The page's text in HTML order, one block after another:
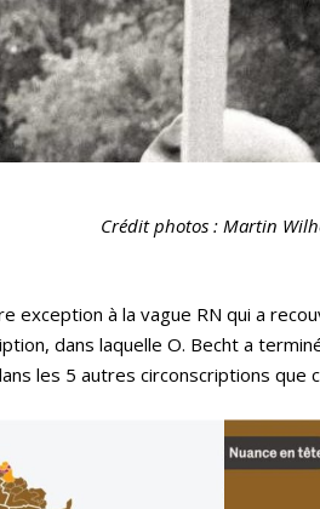
Crédit photos : Martin
exception à la vague RN qui a
dans laquelle O. Becht a
les 5 autres circonscriptions que